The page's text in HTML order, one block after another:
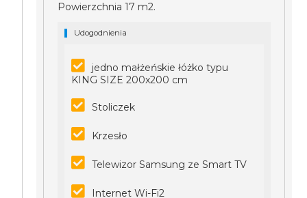
Powierzchnia 17 m2.
Udogodnienia
jedno małżeńskie łóżko typu
KING SIZE 200x200 cm
Stoliczek
Krzesło
Telewizor Samsung ze Smart TV
Internet Wi-Fi2